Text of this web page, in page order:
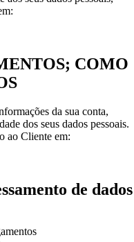
COMO
da sua conta,
dos seus dados pessoais.
ao Cliente em:
de dados